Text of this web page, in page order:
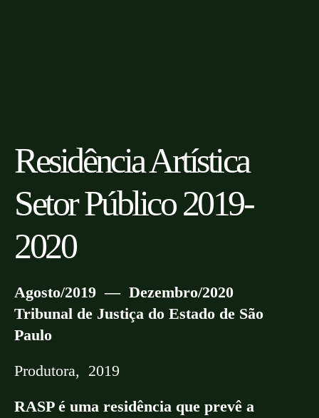
Residência Artística
Setor Público 2019-
2020
Agosto/2019 — Dezembro/2020
Tribunal de Justiça do Estado de São
Paulo
Produtora, 2019
RASP é uma residência que prevê a